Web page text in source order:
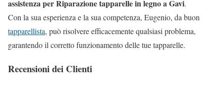
assistenza per Riparazione tapparelle in legno a Gavi.
Con la sua esperienza e la sua competenza, Eugenio, da buon
tapparellista, può risolvere efficacemente qualsiasi problema,
garantendo il corretto funzionamento delle tue tapparelle.
Recensioni dei Clienti